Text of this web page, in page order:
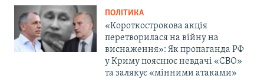
ПОЛІТИКА
«Короткострокова акція
перетворилася на війну на
виснаження»: Як пропаганда РФ
у Криму пояснює невдачі «СВО»
та залякує «мінними атаками»